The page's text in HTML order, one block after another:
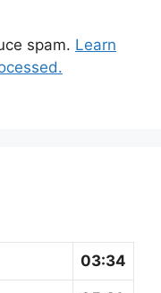
spam. Learn
03:34